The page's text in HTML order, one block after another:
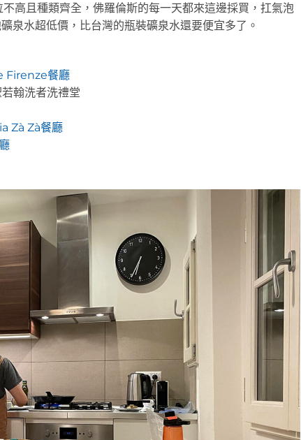
且種類齊全，佛羅倫斯的每一天都來這邊採買，扛氣泡
泉水超低價，比台灣的瓶裝礦泉水還要便宜多了。
Firenze餐廳
翰洗者洗禮堂
Zà Zà餐廳